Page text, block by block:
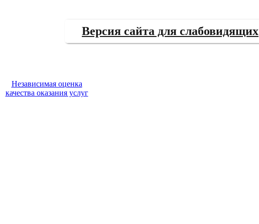
Версия сайта для слабовидящих
Независимая оценка
качества оказания услуг